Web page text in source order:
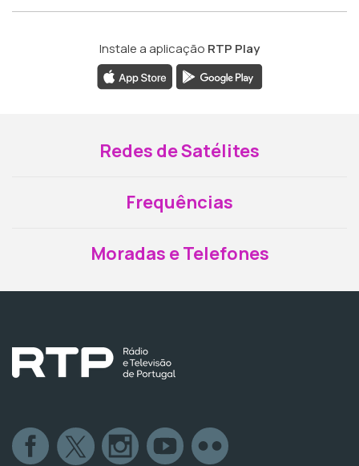
Instale a aplicação RTP Play
Redes de Satélites
Frequências
Moradas e Telefones